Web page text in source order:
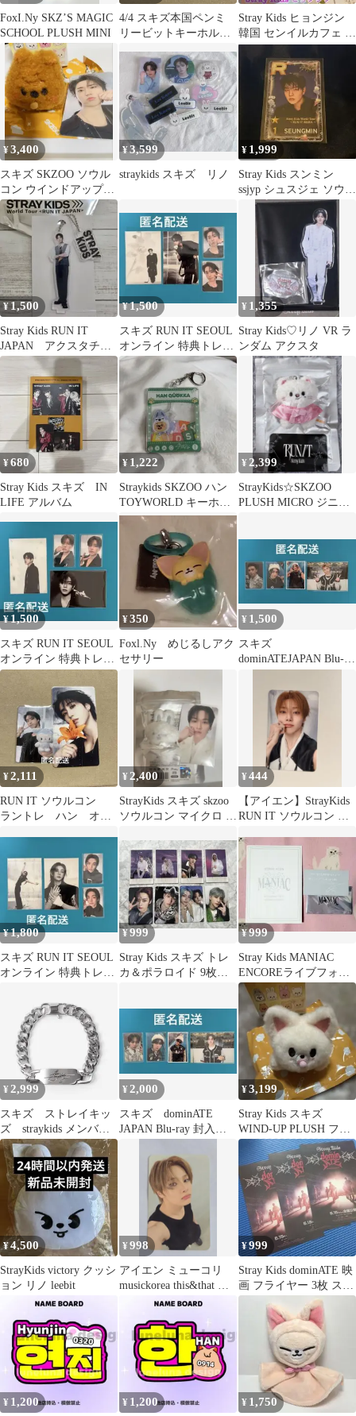
FoxI.Ny SKZ’S MAGIC
SCHOOL PLUSH MINI
4/4 スキズ本国ペンミ
リービットキーホルダ
レカ リノ
Stray Kids ヒョンジン
韓国 センイルカフェ ラ
キドロ トレカセット
¥3,400
スキズ SKZOO ソウル
コン ウインドアッププ
ラッシュ クォッカ ハ
ン
¥3,599
straykids スキズ リノ
¥ 1,999
Stray Kids スンミン
ssjyp シュスジェ ソウル
コン トレカ
¥ 1,500
Stray Kids RUN IT
JAPAN アクスタチャ
ーム スンミン
¥1,500
スキズ RUN IT SEOUL
オンライン 特典トレカ
ハン
¥ 1,355
Stray Kids♡リノ VR ラ
ンダム アクスタ
¥680
Stray Kids スキズ IN
LIFE アルバム
¥ 1,222
Straykids SKZOO ハン
TOYWORLD キーホル
ダー
¥ 2,399
StrayKids☆SKZOO
PLUSH MICRO ジニレ
¥1,500
スキズ RUN IT SEOUL
オンライン 特典トレカ
スンミン
¥350
Foxl.Ny めじるしアク
セサリー
¥ 1,500
スキズ
dominATEJAPAN Blu-
典 ヒョンジン
¥2,111
RUN IT ソウルコン
ラントレ ハン オフ
¥ 2,400
StrayKids スキズ skzoo
ソウルコン マイクロ リ
¥444
【アイエン】StrayKids
RUN IT ソウルコン オ
¥1,800
スキズ RUN IT SEOUL
オンライン 特典トレカ
¥999
Stray Kids スキズ トレ
カ＆ポラロイド 9枚セ
¥999
Stray Kids MANIAC
ENCOREライブフォト
トレカ ヒョンジン
¥ 2,999
スキズ ストレイキッ
ズ straykids メンバ
ー ブレスレット ア
クセサリー
¥ 2,000
スキズ dominATE
JAPAN Blu-ray 封入
¥3,199
Stray Kids スキズ
WIND-UP PLUSH フォ
クシニー
¥4,500
StrayKids victory クッシ
ョン リノ leebit
¥998
アイエン ミューコリ
musickorea this&that ス
¥999
Stray Kids dominATE 映
画 フライヤー 3枚 スキ
ズ
¥ 1,200 ¥ 1,200 ¥ 1,750